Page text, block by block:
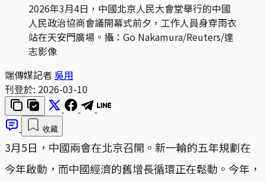
2026年3月4日，中國北京人民大會堂舉行的中國
人民政治協商會議開幕式前夕，工作人員身穿雨衣
站在天安門廣場。攝：Go Nakamura/Reuters/達
志影像
端傳媒記者 吳用
刊登於: 2026-03-10
收藏
3月5日，中國兩會在北京召開。新一輪的五年規劃在
今年啟動，而中國經濟的舊增長循環正在鬆動。今年，